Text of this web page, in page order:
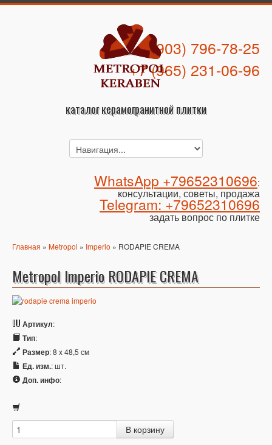
каталог керамогранитной плитки
+7 (903) 796-78-25
+7 (965) 231-06-96
WhatsApp +79652310696:
консультации, советы, продажа
Telegram: +79652310696
задать вопрос по плитке
Главная » Metropol » Imperio » RODAPIE CREMA
Metropol Imperio RODAPIE CREMA
Артикул:
Тип:
Размер: 8 x 48,5 см
Ед. изм.: шт.
Доп. инфо: